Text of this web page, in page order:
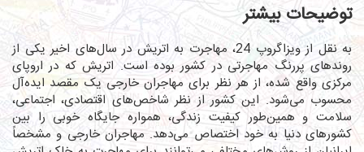
توضیحات بیشتر
به نقل از ویزاگروپ 24، مهاجرت به اتریش در سال‌های اخیر یکی از
روندهای پررنگ مهاجرتی در کشور بوده است. اتریش که در اروپای
مرکزی واقع شده، از هر نظر برای مهاجران خارجی یک مقصد ایده‌آل
محسوب می‌شود. این کشور از نظر شاخص‌های اقتصادی، اجتماعی،
سلامت و همین‌طور کیفیت زندگی، همواره جایگاه خوبی را بین
کشورهای دنیا به خود اختصاص می‌دهد. مهاجران خارجی و مشخصاً